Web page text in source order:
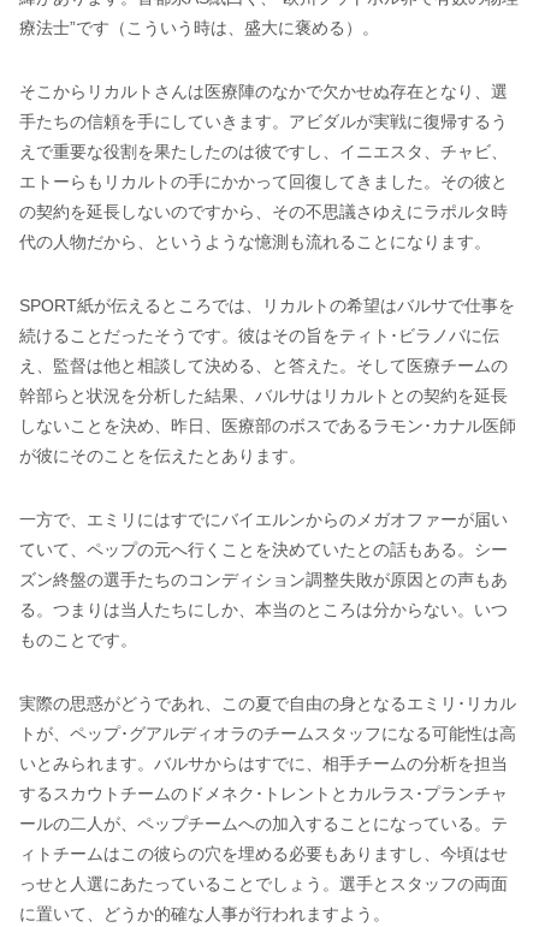
療法士”です（こういう時は、盛大に褒める）。
そこからリカルトさんは医療陣のなかで欠かせぬ存在となり、選
手たちの信頼を手にしていきます。アビダルが実戦に復帰するう
えで重要な役割を果たしたのは彼ですし、イニエスタ、チャビ、
エトーらもリカルトの手にかかって回復してきました。その彼と
の契約を延長しないのですから、その不思議さゆえにラポルタ時
代の人物だから、というような憶測も流れることになります。
SPORT紙が伝えるところでは、リカルトの希望はバルサで仕事を
続けることだったそうです。彼はその旨をティト･ビラノバに伝
え、監督は他と相談して決める、と答えた。そして医療チームの
幹部らと状況を分析した結果、バルサはリカルトとの契約を延長
しないことを決め、昨日、医療部のボスであるラモン･カナル医師
が彼にそのことを伝えたとあります。
一方で、エミリにはすでにバイエルンからのメガオファーが届い
ていて、ペップの元へ行くことを決めていたとの話もある。シー
ズン終盤の選手たちのコンディション調整失敗が原因との声もあ
る。つまりは当人たちにしか、本当のところは分からない。いつ
ものことです。
実際の思惑がどうであれ、この夏で自由の身となるエミリ･リカル
トが、ペップ･グアルディオラのチームスタッフになる可能性は高
いとみられます。バルサからはすでに、相手チームの分析を担当
するスカウトチームのドメネク･トレントとカルラス･プランチャ
ールの二人が、ペップチームへの加入することになっている。テ
ィトチームはこの彼らの穴を埋める必要もありますし、今頃はせ
っせと人選にあたっていることでしょう。選手とスタッフの両面
に置いて、どうか的確な人事が行われますよう。